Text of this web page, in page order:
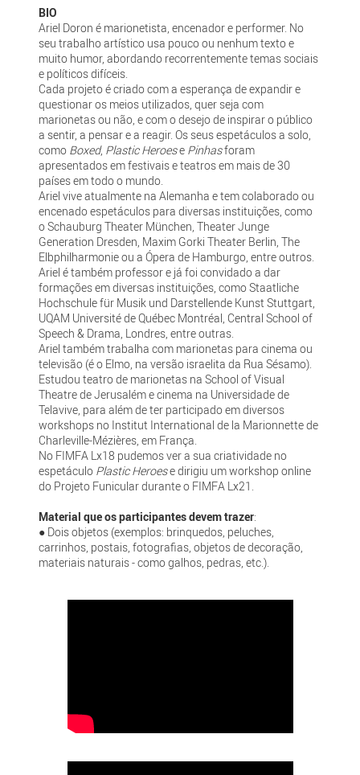
BIO
Ariel Doron é marionetista, encenador e performer. No
seu trabalho artístico usa pouco ou nenhum texto e
muito humor, abordando recorrentemente temas sociais
e políticos difíceis.
Cada projeto é criado com a esperança de expandir e
questionar os meios utilizados, quer seja com
marionetas ou não, e com o desejo de inspirar o público
a sentir, a pensar e a reagir. Os seus espetáculos a solo,
como Boxed, Plastic Heroese Pinhasforam
apresentados em festivais e teatros em mais de 30
países em todo o mundo.
Ariel vive atualmente na Alemanha e tem colaborado ou
encenado espetáculos para diversas instituições, como
o Schauburg Theater München, Theater Junge
Generation Dresden, Maxim Gorki Theater Berlin, The
Elbphilharmonie ou a Ópera de Hamburgo, entre outros.
Ariel é também professor e já foi convidado a dar
formações em diversas instituições, como Staatliche
Hochschule für Musik und Darstellende Kunst Stuttgart,
UQAM Université de Québec Montréal, Central School of
Speech & Drama, Londres, entre outras.
Ariel também trabalha com marionetas para cinema ou
televisão (é o Elmo, na versão israelita da Rua Sésamo).
Estudou teatro de marionetas na School of Visual
Theatre de Jerusalém e cinema na Universidade de
Telavive, para além de ter participado em diversos
workshops no Institut International de la Marionnette de
Charleville-Mézières, em França.
No FIMFA Lx18 pudemos ver a sua criatividade no
espetáculo Plastic Heroese dirigiu um workshop online
do Projeto Funicular durante o FIMFA Lx21.
Material que os participantes devem trazer:
● Dois objetos (exemplos: brinquedos, peluches,
carrinhos, postais, fotografias, objetos de decoração,
materiais naturais - como galhos, pedras, etc.).